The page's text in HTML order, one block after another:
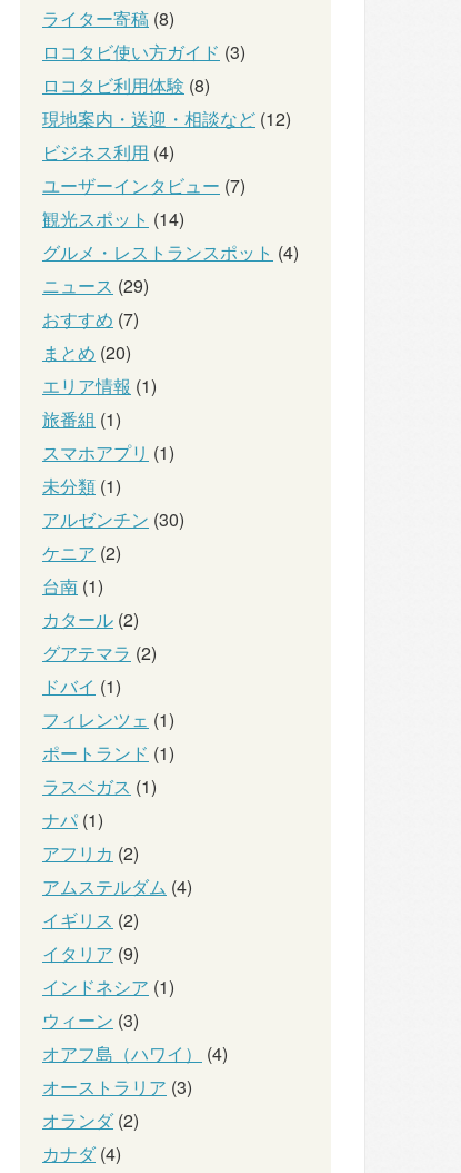
ライター寄稿 (8)
ロコタビ使い方ガイド (3)
ロコタビ利用体験 (8)
現地案内・送迎・相談など (12)
ビジネス利用 (4)
ユーザーインタビュー (7)
観光スポット (14)
グルメ・レストランスポット (4)
ニュース (29)
おすすめ (7)
まとめ (20)
エリア情報 (1)
旅番組 (1)
スマホアプリ (1)
未分類 (1)
アルゼンチン (30)
ケニア (2)
台南 (1)
カタール (2)
グアテマラ (2)
ドバイ (1)
フィレンツェ (1)
ポートランド (1)
ラスベガス (1)
ナパ (1)
アフリカ (2)
アムステルダム (4)
イギリス (2)
イタリア (9)
インドネシア (1)
ウィーン (3)
オアフ島（ハワイ）
(4)
オーストラリア (3)
オランダ(2)
カナダ(4)